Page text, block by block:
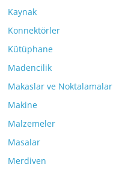
Kaynak
Konnektörler
Kütüphane
Madencilik
Makaslar ve Noktalamalar
Makine
Malzemeler
Masalar
Merdiven